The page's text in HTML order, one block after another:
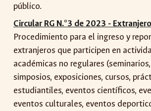
público.
Circular RG N.°3 de 2023 -
Procedimiento para el ingreso y
extranjeros que participen en
académicas no regulares
simposios, exposiciones, cursos,
estudiantiles, eventos científicos,
eventos culturales, eventos